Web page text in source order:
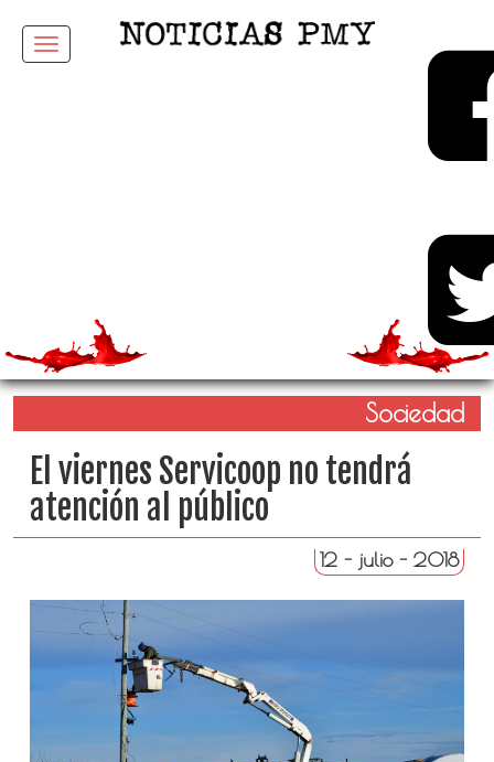
Menu
Sociedad
El viernes Servicoop no tendrá
atención al público
12 - julio - 2018